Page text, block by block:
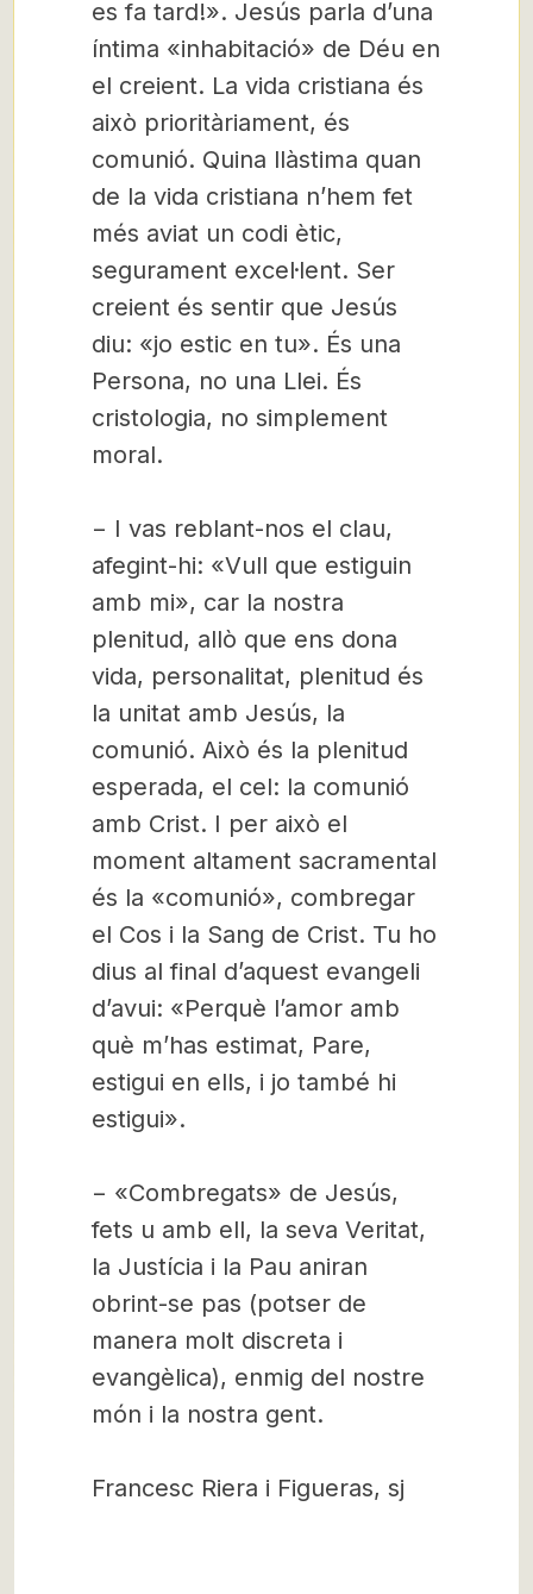
es fa tard!». Jesús parla d’una
íntima «inhabitació» de Déu en
el creient. La vida cristiana és
això prioritàriament, és
comunió. Quina llàstima quan
de la vida cristiana n’hem fet
més aviat un codi ètic,
segurament excel·lent. Ser
creient és sentir que Jesús
diu: «jo estic en tu». És una
Persona, no una Llei. És
cristologia, no simplement
moral.
− I vas reblant-nos el clau,
afegint-hi: «Vull que estiguin
amb mi», car la nostra
plenitud, allò que ens dona
vida, personalitat, plenitud és
la unitat amb Jesús, la
comunió. Això és la plenitud
esperada, el cel: la comunió
amb Crist. I per això el
moment altament sacramental
és la «comunió», combregar
el Cos i la Sang de Crist. Tu ho
dius al final d’aquest evangeli
d’avui: «Perquè l’amor amb
què m’has estimat, Pare,
estigui en ells, i jo també hi
estigui».
− «Combregats» de Jesús,
fets u amb ell, la seva Veritat,
la Justícia i la Pau aniran
obrint-se pas (potser de
manera molt discreta i
evangèlica), enmig del nostre
món i la nostra gent.
Francesc Riera i Figueras, sj